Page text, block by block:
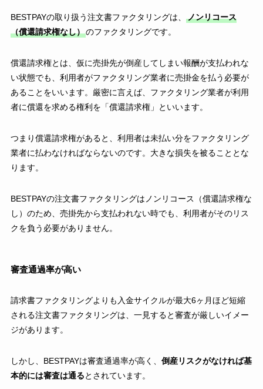
BESTPAYの取り扱う注文書ファクタリングは、
ノンリコース
（償還請求権なし）のファクタリングです。
償還請求権とは、仮に売掛先が倒産してしまい報酬が支払われな
い状態でも、利用者がファクタリング業者に売掛金を払う必要が
あることをいいます。厳密に言えば、ファクタリング業者が利用
者に償還を求める権利を「償還請求権」といいます。
つまり償還請求権があると、利用者は未払い分をファクタリング
業者に払わなければならないのです。大きな損失を被ることとな
ります。
BESTPAYの注文書ファクタリングはノンリコース（償還請求権な
し）のため、売掛先から支払われない時でも、利用者がそのリス
クを負う必要がありません。
審査通過率が高い
請求書ファクタリングよりも入金サイクルが最大6ヶ月ほど短縮
される注文書ファクタリングは、一見すると審査が厳しいイメー
ジがあります。
しかし、BESTPAYは審査通過率が高く、 倒産リスクがなければ基
本的には審査は通るとされています。